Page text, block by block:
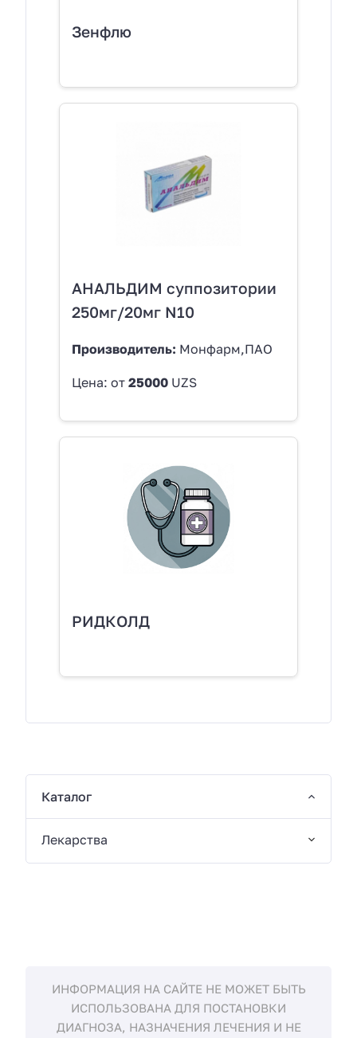
Зенфлю
АНАЛЬДИМ суппозитории
250мг/20мг N10
Производитель: Монфарм,ПАО
Цена: от 25000 UZS
РИДКОЛД
Каталог
Лекарства
ИНФОРМАЦИЯ НА САЙТЕ НЕ МОЖЕТ БЫТЬ
ИСПОЛЬЗОВАНА ДЛЯ ПОСТАНОВКИ
ДИАГНОЗА, НАЗНАЧЕНИЯ ЛЕЧЕНИЯ И НЕ